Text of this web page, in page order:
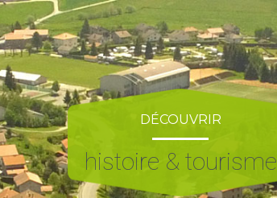
DÉCOUVRIR
histoire & tourisme